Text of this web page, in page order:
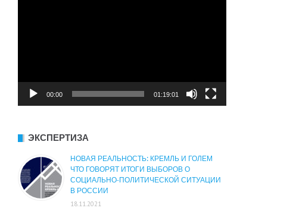
00:00 01:19:01
ЭКСПЕРТИЗА
НОВАЯ РЕАЛЬНОСТЬ: КРЕМЛЬ И ГОЛЕМ
ЧТО ГОВОРЯТ ИТОГИ ВЫБОРОВ О
СОЦИАЛЬНО-ПОЛИТИЧЕСКОЙ СИТУАЦИИ
В РОССИИ
18.11.2021